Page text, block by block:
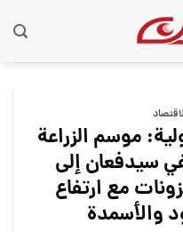
موسم الزراعة
سيدفعان إلى
مع ارتفاع
والأسمدة